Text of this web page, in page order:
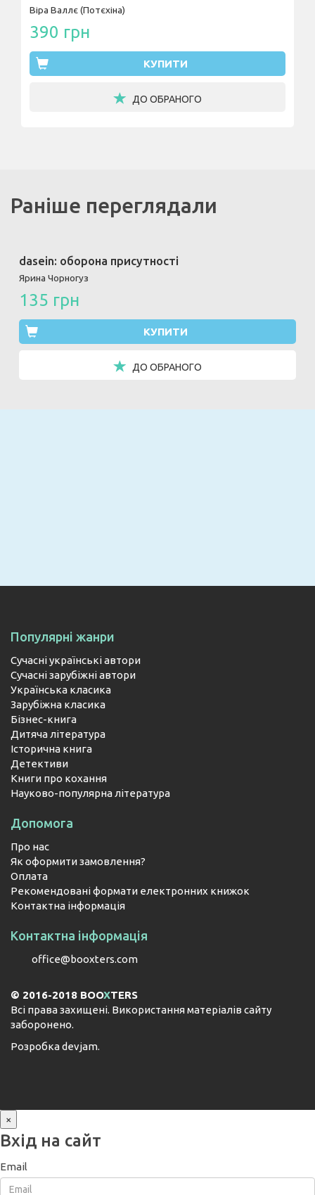
Віра Валлє (Потєхіна)
390 грн
КУПИТИ
ДО ОБРАНОГО
Раніше переглядали
dasein: оборона присутності
Ярина Чорногуз
135 грн
КУПИТИ
ДО ОБРАНОГО
Популярні жанри
Сучасні українські автори
Сучасні зарубіжні автори
Українська класика
Зарубіжна класика
Бізнес-книга
Дитяча література
Історична книга
Детективи
Книги про кохання
Науково-популярна література
Допомога
Про нас
Як оформити замовлення?
Оплата
Рекомендовані формати електронних книжок
Контактна інформація
Контактна інформація
office@booxters.com
© 2016-2018 BOOXTERS
Всі права захищені. Використання матеріалів сайту
заборонено.
Розробкаdevjam.
×
Вхід на сайт
Email